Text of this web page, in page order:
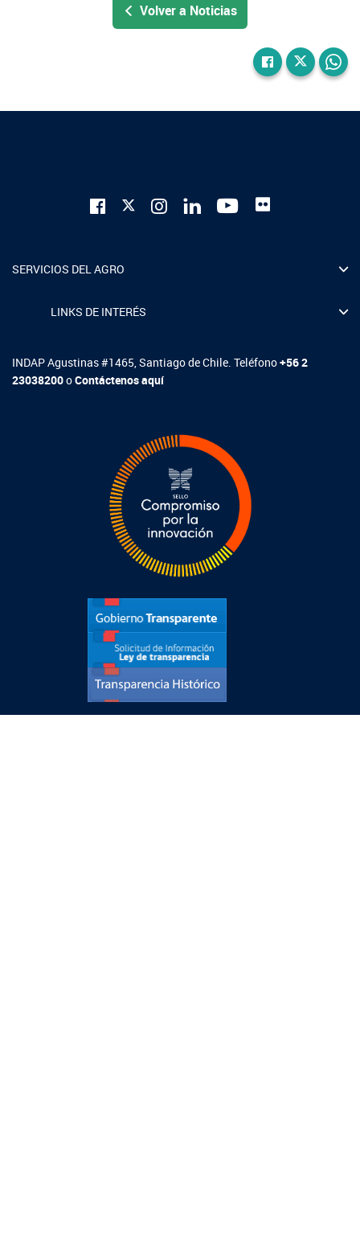
Volver a Noticias
SERVICIOS DEL AGRO
LINKS DE INTERÉS
INDAP Agustinas #1465, Santiago de Chile. Teléfono+56 2
23038200oContáctenos aquí